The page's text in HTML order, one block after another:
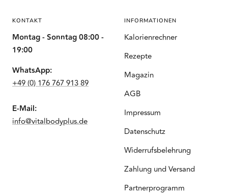
KONTAKT
Montag - Sonntag 08:00 -
19:00
WhatsApp:
+49 (0) 176 767 913 89
E-Mail:
info@vitalbodyplus.de
INFORMATIONEN
Kalorienrechner
Rezepte
Magazin
AGB
Impressum
Datenschutz
Widerrufsbelehrung
Zahlung und Versand
Partnerprogramm